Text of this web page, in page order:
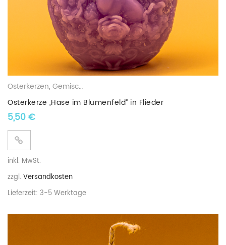
Osterkerzen, Gemischte Wachskerzen
Osterkerze „Hase im Blumenfeld“ in Flieder
5,50€
inkl. MwSt.
zzgl. Versandkosten
Lieferzeit: 3-5 Werktage